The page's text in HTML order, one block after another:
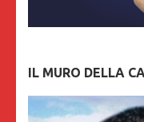
IL MURO DELLA